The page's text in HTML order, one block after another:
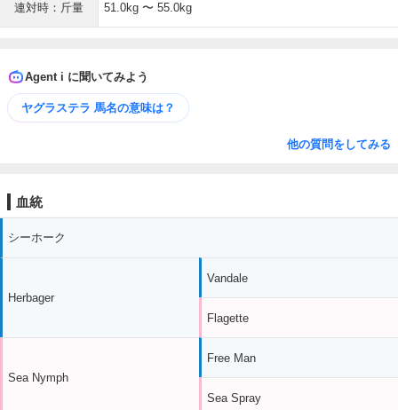
連対時：斤量 51.0kg 〜 55.0kg
Agent i に聞いてみよう
ヤグラステラ 馬名の意味は？
他の質問をしてみる
血統
シーホーク
Herbager
Sea Nymph
Vandale
Flagette
Free Man
Sea Spray